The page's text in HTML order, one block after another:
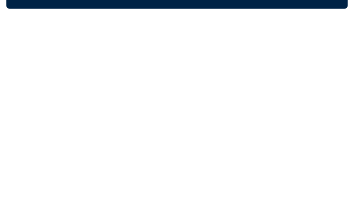
じっくり考えた濃厚なチョコ食パン」（以下、「濃厚チ